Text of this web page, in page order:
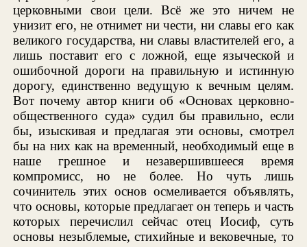
церковными свои цели. Всё же это ничем не
унизит его, не отнимет ни чести, ни славы его как
великого государства, ни славы властителей его, а
лишь поставит его с ложной, еще языческой и
ошибочной дороги на правильную и истинную
дорогу, единственно ведущую к вечным целям.
Вот почему автор книги об «Основах церковно-
общественного суда» судил бы правильно, если
бы, изыскивая и предлагая эти основы, смотрел
бы на них как на временный, необходимый еще в
наше грешное и незавершившееся время
компромисс, но не более. Но чуть лишь
сочинитель этих основ осмеливается объявлять,
что основы, которые предлагает он теперь и часть
которых перечислил сейчас отец Иосиф, суть
основы незыблемые, стихийные и вековечные, то